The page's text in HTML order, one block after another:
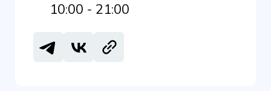
10:00 - 21:00